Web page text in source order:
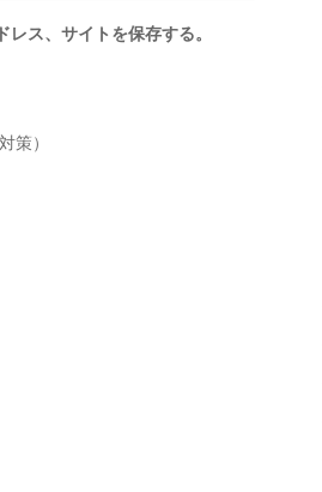
ス、サイトを保存する。
策）